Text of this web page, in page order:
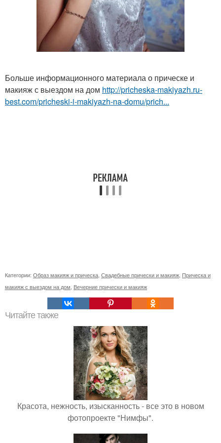
Больше информационного материала о прическе и
макияж с выездом на дом http://pricheska-makiyazh.ru-
best.com/pricheski-i-makiyazh-na-domu/prich...
Категории: Образ макияж и прическа Свадебные прически и макияж Прическа и
макияж с выездом на дом Вечерние прически и макияж
Читайте также
Красота, нежность, изысканность - все это в новом
фотопроекте "Нимфы".